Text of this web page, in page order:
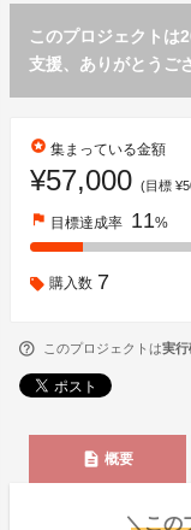
このプロジェクトは
支援、ありがとうご
stars 集まっている金額
¥57,000 (目標
flag 目標達成率 11%
購入数 7
このプロジェクトは実行
description 概要
＼この